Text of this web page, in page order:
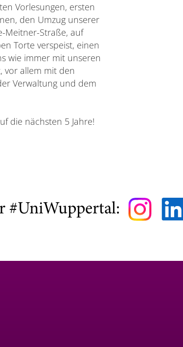
Vorlesungen, ersten
den Umzug unserer
Meitner-Straße, auf
Torte verspeist, einen
wie immer mit unseren
vor allem mit den
Verwaltung und dem
die nächsten 5 Jahre!
#UniWuppertal: